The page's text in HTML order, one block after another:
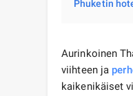
Phuketin
Aurinkoinen
viihteen ja
kaikenikäiset